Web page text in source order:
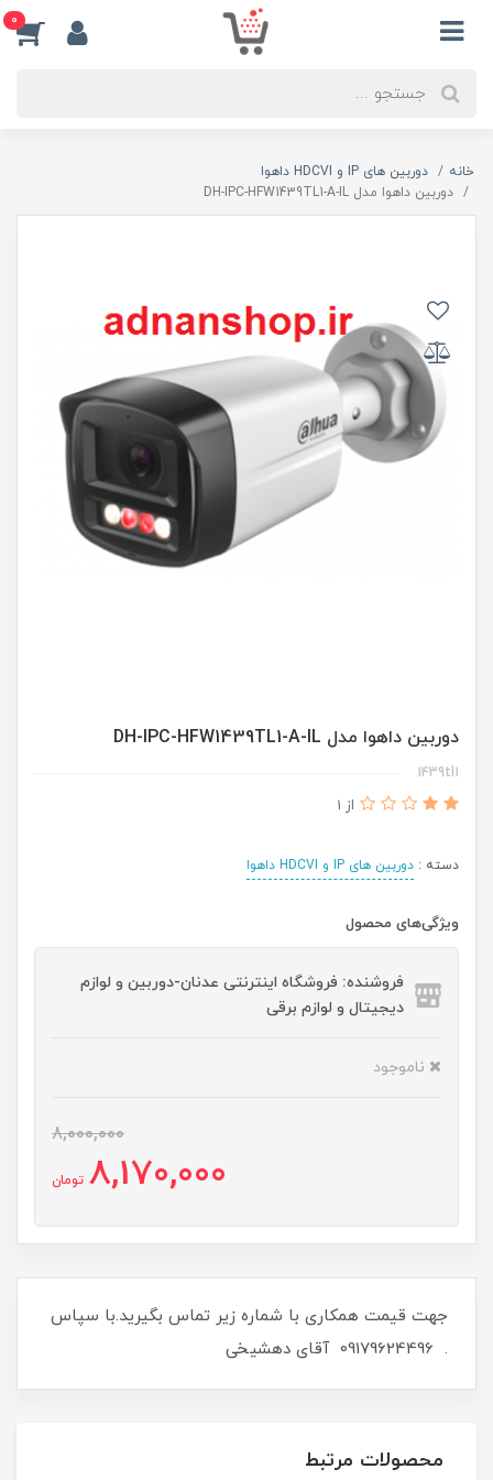
0
خانه
دوربین های IP و HDCVI داهوا
دوربین داهوا مدل DH-IPC-HFW1439TL1-A-IL
دوربین داهوا مدل DH-IPC-HFW1439TL1-A-IL
1439tl1
از 1
دسته : دوربین های IP و HDCVI داهوا
ویژگی‌های محصول
فروشنده: فروشگاه اینترنتی عدنان-دوربین و لوازم
دیجیتال و لوازم برقی
ناموجود
8,000,000
8,170,000 تومان
جهت قیمت همکاری با شماره زیر تماس بگیرید.با سپاس
. 09179624496 آقای دهشیخی
محصولات مرتبط